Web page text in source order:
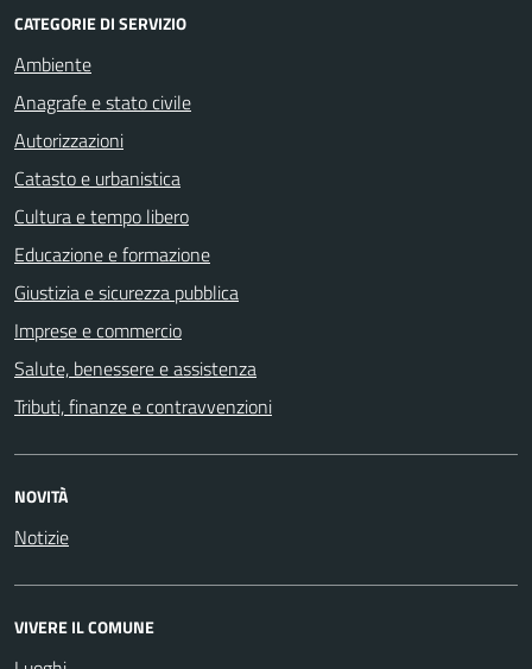
CATEGORIE DI SERVIZIO
Ambiente
Anagrafe e stato civile
Autorizzazioni
Catasto e urbanistica
Cultura e tempo libero
Educazione e formazione
Giustizia e sicurezza pubblica
Imprese e commercio
Salute, benessere e assistenza
Tributi, finanze e contravvenzioni
NOVITÀ
Notizie
VIVERE IL COMUNE